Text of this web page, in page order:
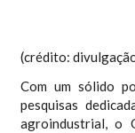
(crédito:
Com um sólido
pesquisas
agroindustrial, o